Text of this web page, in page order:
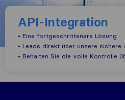
API-Integration
• Eine fortgeschrittenere Lösung
• Leads direkt über unsere
• Behalten Sie die volle Kontrolle